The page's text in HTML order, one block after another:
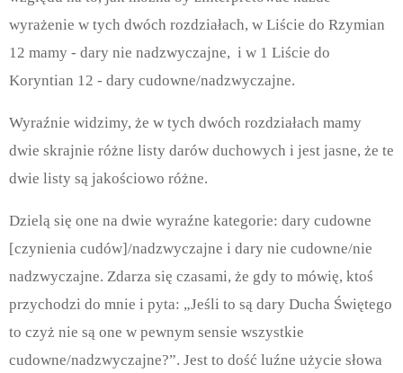
wyrażenie w tych dwóch rozdziałach, w Liście do Rzymian
12 mamy - dary nie nadzwyczajne, i w 1 Liście do
Koryntian 12 - dary cudowne/nadzwyczajne.
Wyraźnie widzimy, że w tych dwóch rozdziałach mamy
dwie skrajnie różne listy darów duchowych i jest jasne, że te
dwie listy są jakościowo różne.
Dzielą się one na dwie wyraźne kategorie: dary cudowne
[czynienia cudów]/nadzwyczajne i dary nie cudowne/nie
nadzwyczajne. Zdarza się czasami, że gdy to mówię, ktoś
przychodzi do mnie i pyta: „Jeśli to są dary Ducha Świętego
to czyż nie są one w pewnym sensie wszystkie
cudowne/nadzwyczajne?”. Jest to dość luźne użycie słowa